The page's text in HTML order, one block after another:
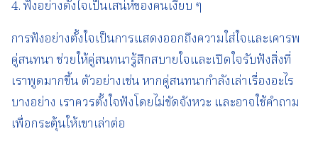
4. ฟังอย่างตั้งใจเป็นเสน่ห์ของคนเงียบ ๆ
การฟังอย่างตั้งใจเป็นการแสดงออกถึงความใส่ใจและเคารพ
คู่สนทนา ช่วยให้คู่สนทนารู้สึกสบายใจและเปิดใจรับฟังสิ่งที่
เราพูดมากขึ้น ตัวอย่างเช่น หากคู่สนทนากำลังเล่าเรื่องอะไร
บางอย่าง เราควรตั้งใจฟังโดยไม่ขัดจังหวะ และอาจใช้คำถาม
เพื่อกระตุ้นให้เขาเล่าต่อ